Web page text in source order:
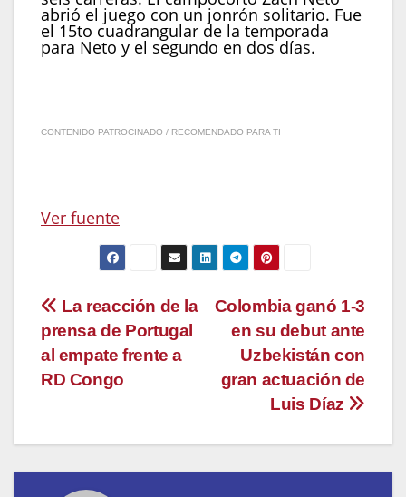
abrió el juego con un jonrón solitario. Fue
el 15to cuadrangular de la temporada
para Neto y el segundo en dos días.
CONTENIDO PATROCINADO / RECOMENDADO PARA TI
Ver fuente
Navegación
de
entradas
Colombia ganó 1-3
en su debut ante
Uzbekistán con
gran actuación de
Luis Díaz
La reacción de la
prensa de Portugal
al empate frente a
RD Congo